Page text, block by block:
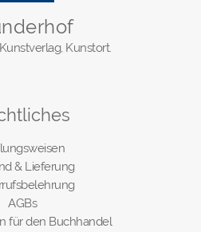
Kunstort.
& Lieferung
AGBs
für den Buchhandel